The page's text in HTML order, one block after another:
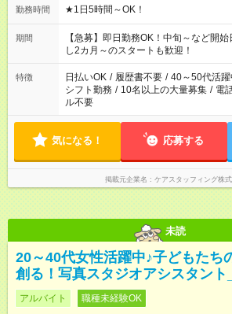
勤務時間 ★1日5時間～OK！
期間
【急募】即日勤務OK！中旬～など
し2カ月～のスタートも歓迎！
特徴 日払いOK / 履歴書不要 / 40～50代活躍
シフト勤務 / 10名以上の大量募集 / 電
ル不要
気になる！ 応募する
掲載元企業名 ケアスタッフィング株
未読
20～40代女性活躍中♪子どもたち
創る！写真スタジオアシスタント
アルバイト 職種未経験OK